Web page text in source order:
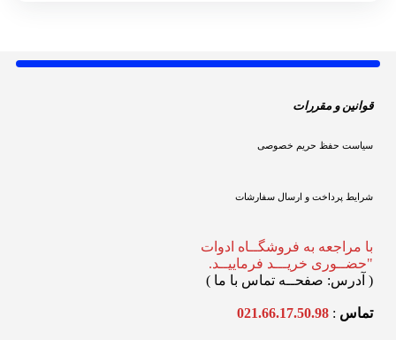
قوانین و مقررات
سیاست حفظ حریم خصوصی
شرایط پرداخت و ارسال سفارشات
با مراجعه به فروشگــاه ادوات
"حضــوری خریـــد فرماییــد.
( آدرس: صفحــه تماس با ما )
تماس :
021.66.17.50.98